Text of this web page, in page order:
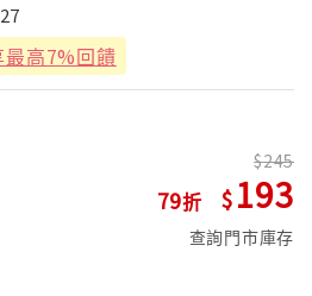
最高7%回饋
79
245
193
查詢門市庫存